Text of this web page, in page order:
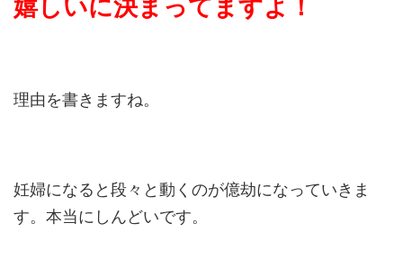
嬉しいに決まってますよ！
理由を書きますね。
妊婦になると段々と動くのが億劫になっていきま
す。本当にしんどいです。